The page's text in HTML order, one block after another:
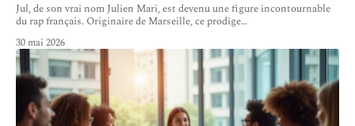
Jul, de son vrai nom Julien Mari, est devenu une figure incontournable
du rap français. Originaire de Marseille, ce prodige…
30 mai 2026